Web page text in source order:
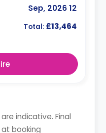
12 Sep, 2026
Total: £13,464
indicative. Final
booking.